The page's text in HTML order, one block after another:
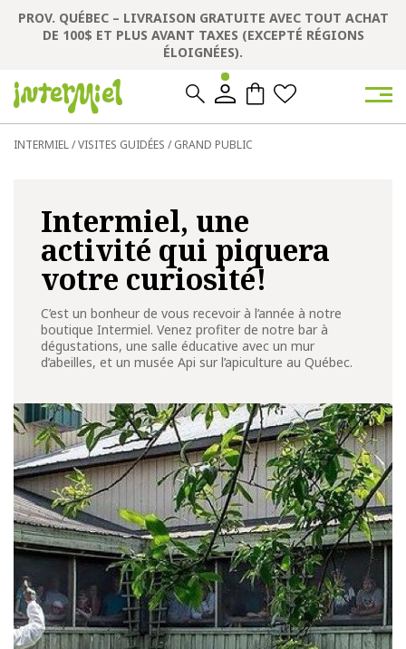
PROV. QUÉBEC – LIVRAISON GRATUITE AVEC TOUT ACHAT
DE 100$ ET PLUS AVANT TAXES (EXCEPTÉ RÉGIONS
ÉLOIGNÉES).
0
INTERMIEL/VISITES GUIDÉES /GRAND PUBLIC
Intermiel, une
activité qui piquera
votre curiosité!
C’est un bonheur de vous recevoir à l’année à notre
boutique Intermiel. Venez profiter de notre bar à
dégustations, une salle éducative avec un mur
d’abeilles, et un musée Api sur l’apiculture au Québec.